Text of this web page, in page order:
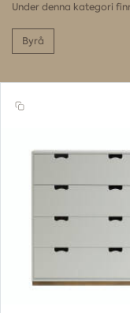
Under denna kategori
Byrå